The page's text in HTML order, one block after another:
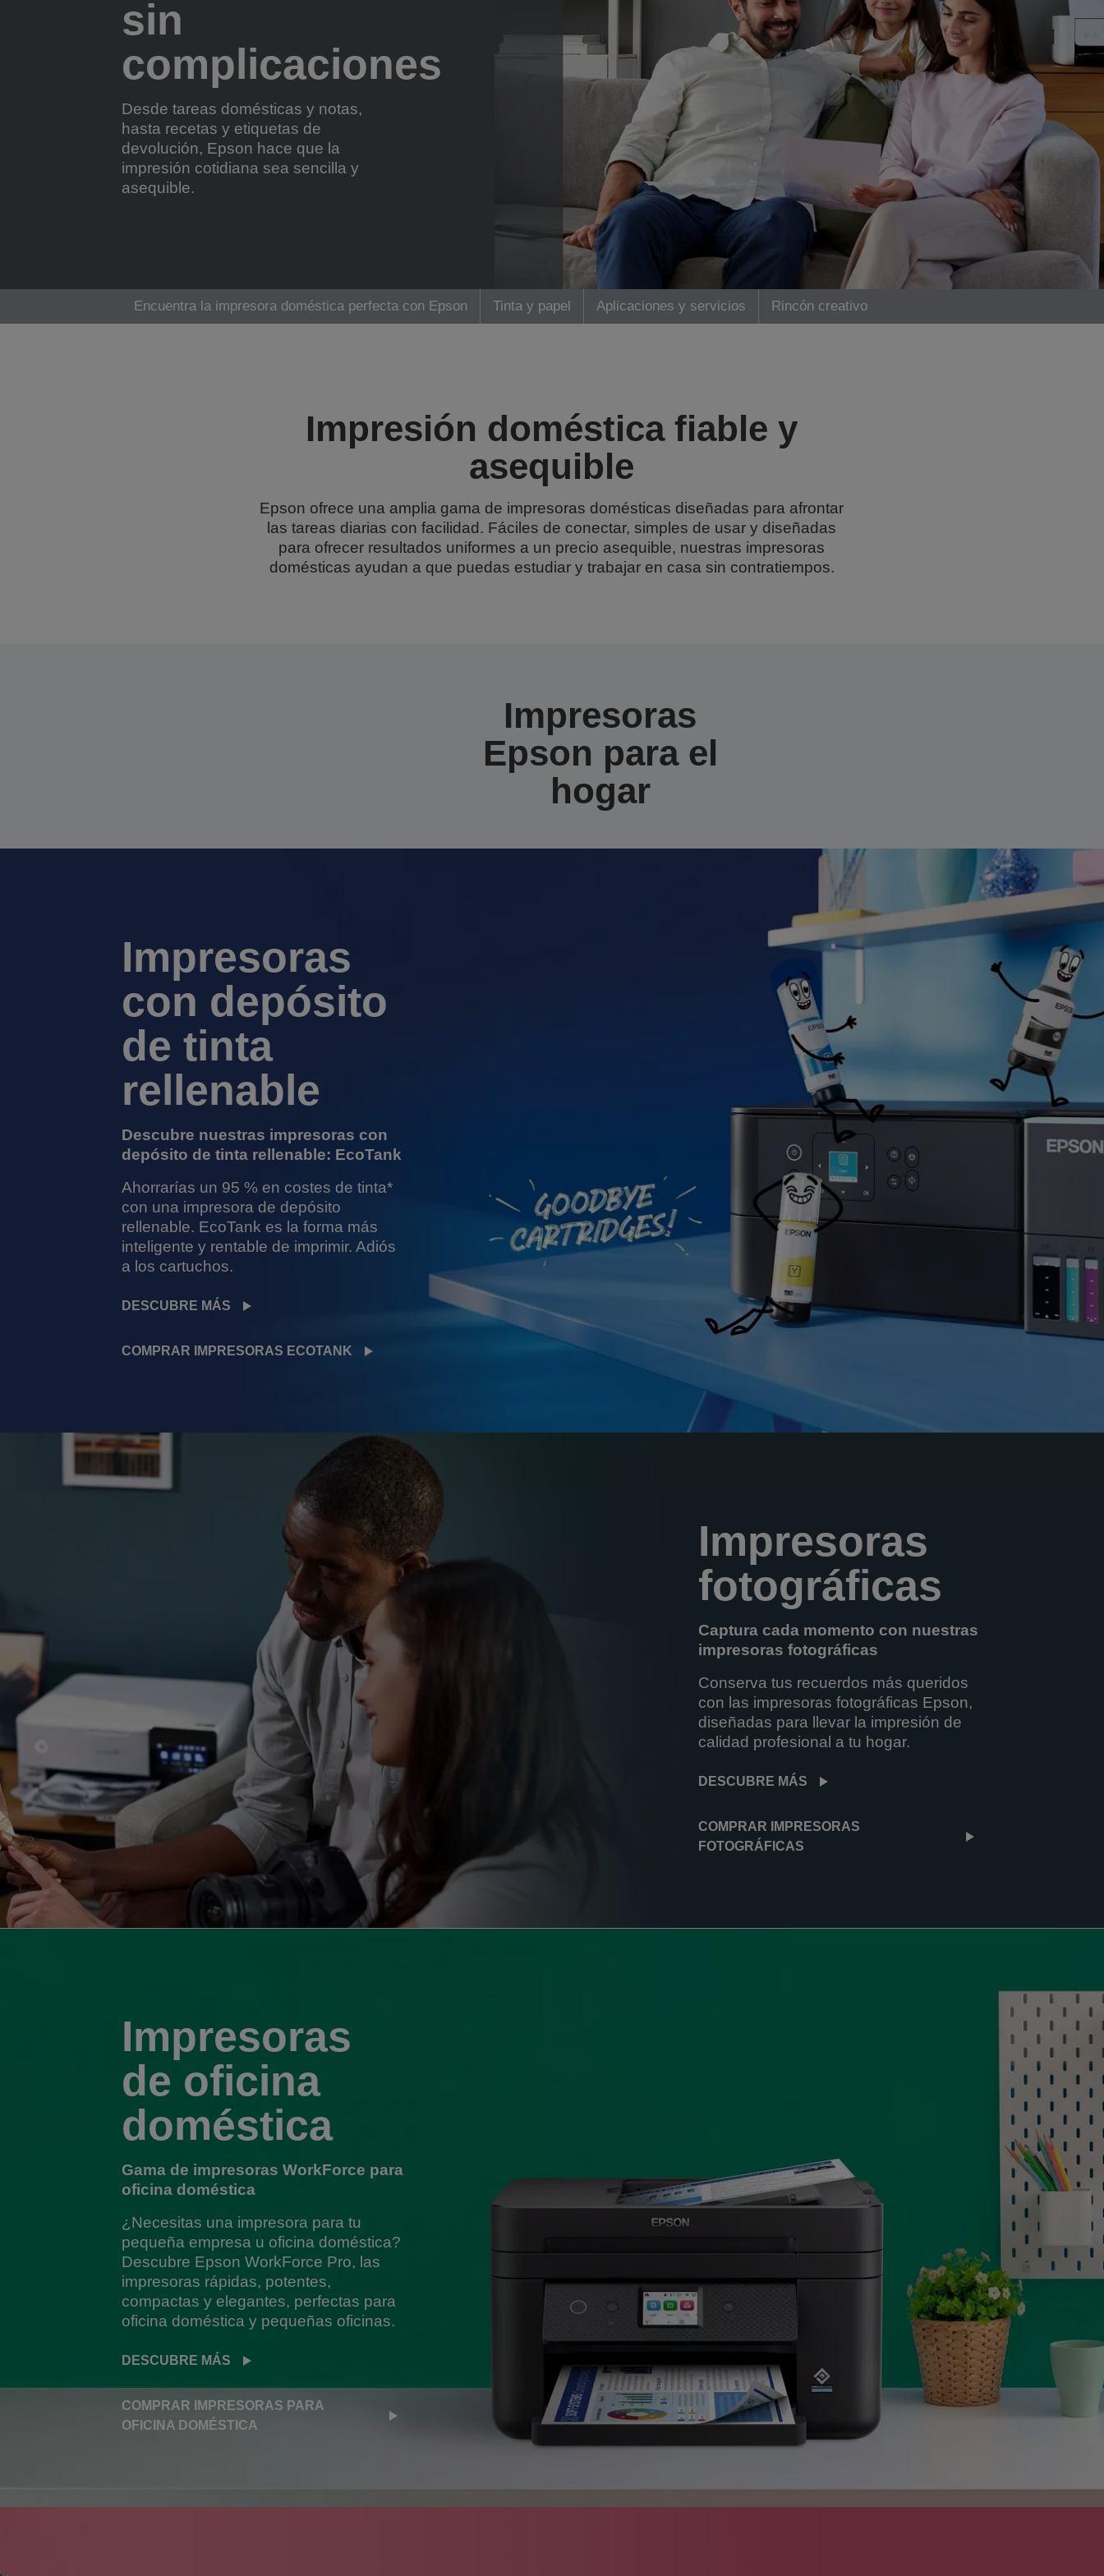
sin
complicaciones
Desde tareas domésticas y notas,
hasta recetas y etiquetas de
devolución, Epson hace que la
impresión cotidiana sea sencilla y
asequible.
Encuentra la impresora doméstica perfecta con Epson Tinta y papel Aplicaciones y servicios Rincón creativo
Impresión doméstica fiable y
asequible
Epson ofrece una amplia gama de impresoras domésticas diseñadas para afrontar
las tareas diarias con facilidad. Fáciles de conectar, simples de usar y diseñadas
para ofrecer resultados uniformes a un precio asequible, nuestras impresoras
domésticas ayudan a que puedas estudiar y trabajar en casa sin contratiempos.
Impresoras
Epson para el
hogar
Impresoras
con depósito
de tinta
rellenable
Descubre nuestras impresoras con
depósito de tinta rellenable: EcoTank
Ahorrarías un 95 % en costes de tinta*
con una impresora de depósito
rellenable. EcoTank es la forma más
inteligente y rentable de imprimir. Adiós
a los cartuchos.
DESCUBRE MÁS
COMPRAR IMPRESORAS ECOTANK
Impresoras
fotográficas
Captura cada momento con nuestras
impresoras fotográficas
Conserva tus recuerdos más queridos
con las impresoras fotográficas Epson,
diseñadas para llevar la impresión de
calidad profesional a tu hogar.
DESCUBRE MÁS
COMPRAR IMPRESORAS
FOTOGRÁFICAS
Impresoras
de oficina
doméstica
Gama de impresoras WorkForce para
oficina doméstica
¿Necesitas una impresora para tu
pequeña empresa u oficina doméstica?
Descubre Epson WorkForce Pro, las
impresoras rápidas, potentes,
compactas y elegantes, perfectas para
oficina doméstica y pequeñas oficinas.
DESCUBRE MÁS
COMPRAR IMPRESORAS PARA
OFICINA DOMÉSTICA